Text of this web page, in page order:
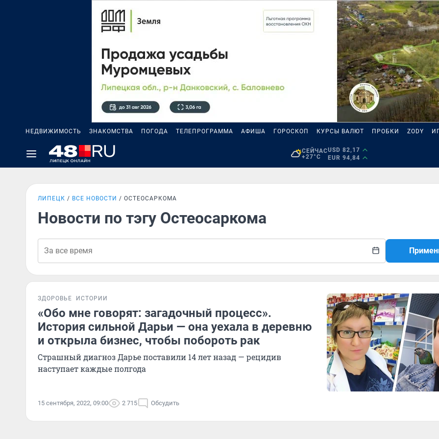
НЕДВИЖИМОСТЬ ЗНАКОМСТВА ПОГОДА ТЕЛЕПРОГРАММА АФИША ГОРОСКОП КУРСЫ ВАЛЮТ ПРОБКИ ZODY
СЕЙЧАС
+27°C
USD 82,17
EUR 94,84
ЛИПЕЦК ВСЕ НОВОСТИ ОСТЕОСАРКОМА
Новости по тэгу Остеосаркома
ЗДОРОВЬЕ ИСТОРИИ
«Обо мне говорят: загадочный процесс».
История сильной Дарьи — она уехала в деревню
и открыла бизнес, чтобы побороть рак
Страшный диагноз Дарье поставили 14 лет назад — рецидив
наступает каждые полгода
15 сентября, 2022, 09:00 2 715 Обсудить